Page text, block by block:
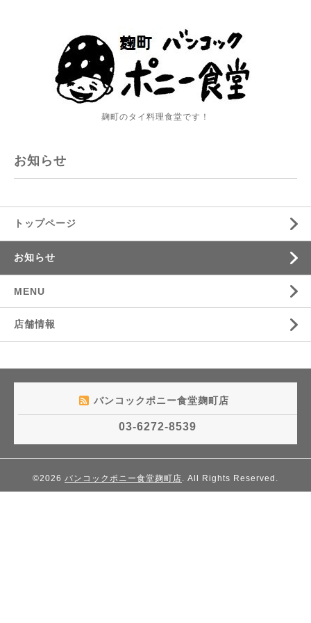
麹町のタイ料理食堂です！
お知らせ
トップページ
お知らせ
MENU
店舗情報
バンコックポニー食堂麹町店
03-6272-8539
©2026 バンコックポニー食堂麹町店. All Rights Reserved.